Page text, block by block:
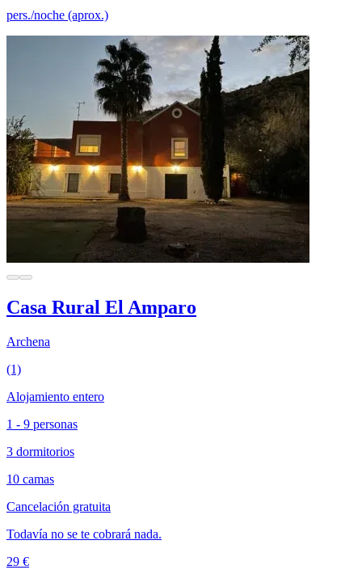
pers./noche (aprox.)
Casa Rural El Amparo
Archena
(1)
Alojamiento entero
1 - 9 personas
3 dormitorios
10 camas
Cancelación gratuita
Todavía no se te cobrará nada.
29 €